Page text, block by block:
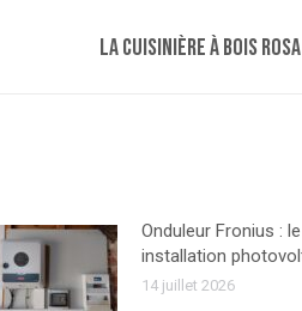
La cuisinière à bois
Onduleur Fronius :
installation
14 juillet 2026